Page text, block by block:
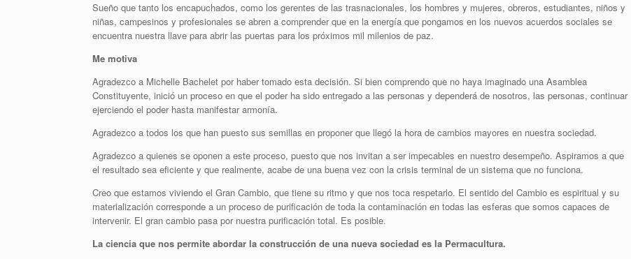
Sueño que tanto los encapuchados, como los gerentes de las trasnacionales, los hombres y mujeres, obreros, estudiantes, niños y
niñas, campesinos y profesionales se abren a comprender que en la energía que pongamos en los nuevos acuerdos sociales se
encuentra nuestra llave para abrir las puertas para los próximos mil milenios de paz.
Me motiva
Agradezco a Michelle Bachelet por haber tomado esta decisión. Si bien comprendo que no haya imaginado una Asamblea
Constituyente, inició un proceso en que el poder ha sido entregado a las personas y dependerá de nosotros, las personas, continuar
ejerciendo el poder hasta manifestar armonía.
Agradezco a todos los que han puesto sus semillas en proponer que llegó la hora de cambios mayores en nuestra sociedad.
Agradezco a quienes se oponen a este proceso, puesto que nos invitan a ser impecables en nuestro desempeño. Aspiramos a que
el resultado sea eficiente y que realmente, acabe de una buena vez con la crisis terminal de un sistema que no funciona.
Creo que estamos viviendo el Gran Cambio, que tiene su ritmo y que nos toca respetarlo. El sentido del Cambio es espiritual y su
materialización corresponde a un proceso de purificación de toda la contaminación en todas las esferas que somos capaces de
intervenir. El gran cambio pasa por nuestra purificación total. Es posible.
La ciencia que nos permite abordar la construcción de una nueva sociedad es la Permacultura.